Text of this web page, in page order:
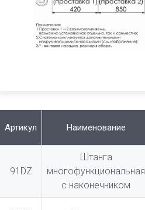
Артикул Наименование
91DZ
Штанга
многофункциональная
с наконечником